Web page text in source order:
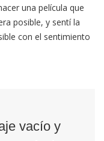
una película que
posible, y sentí la
con el sentimiento
vacío y